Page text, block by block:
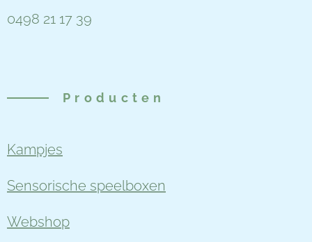
0498 21 17 39
Producten
Kampjes
Sensorische speelboxen
Webshop